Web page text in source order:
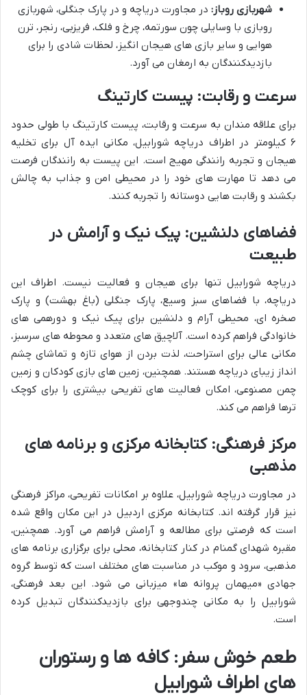
شهربازی روباز: در مجاورت دریاچه و در پارک جنگلی، شهربازی
روبازی با وسایلی چون سورتمه، چرخ و فلک، فریزبی، رنجر، ترن
هوایی و سایر بازی های هیجان انگیز، لحظات شادی را برای
بازدیدکنندگان به ارمغان می آورد.
سرعت و رقابت: پیست کارتینگ
برای علاقه مندان به سرعت و رقابت، پیست کارتینگ با طولی حدود
۶ کیلومتر در اطراف دریاچه شورابیل، مکانی ایده آل برای تخلیه
هیجان و تجربه رانندگی مهیج است. این پیست به رانندگان فرصت
می دهد تا مهارت های خود را در محیطی امن و جذاب به چالش
بکشند و رقابت هایی دوستانه را تجربه کنند.
فضاهای دلنشین: پیک نیک و آرامش در
طبیعت
دریاچه شورابیل تنها برای هیجان و فعالیت نیست. اطراف این
دریاچه، با فضاهای سبز وسیع، پارک جنگلی (باغ بهشت) و پارک
صخره ای، محیطی آرام و دلنشین برای پیک نیک و دورهمی های
خانوادگی فراهم کرده است. آلاچیق های متعدد و محوطه های سرسبز،
مکانی عالی برای استراحت، لذت بردن از هوای تازه و تماشای چشم
انداز زیبای دریاچه هستند. همچنین، زمین های بازی کودکان و زمین
چمن مصنوعی، امکان فعالیت های تفریحی بیشتری را برای کوچک
ترها فراهم می کند.
مرکز فرهنگی: کتابخانه مرکزی و برنامه های
مذهبی
در مجاورت دریاچه شورابیل، علاوه بر امکانات تفریحی، مراکز فرهنگی
نیز قرار گرفته اند. کتابخانه مرکزی اردبیل در این مکان واقع شده
است که فرصتی برای مطالعه و آرامش فراهم می آورد. همچنین،
مقبره شهدای گمنام در کنار کتابخانه، محلی برای برگزاری برنامه های
مذهبی، سرود و موکب در مناسبت های مختلف است که توسط گروه
جهادی «میهمان پروانه ها» میزبانی می شود. این بعد فرهنگی،
شورابیل را به مکانی چندوجهی برای بازدیدکنندگان تبدیل کرده
است.
طعم خوش سفر: کافه ها و رستوران
های اطراف شورابیل